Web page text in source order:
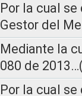
Por la cual
Gestor del
Mediante la
080 de
Por la cual